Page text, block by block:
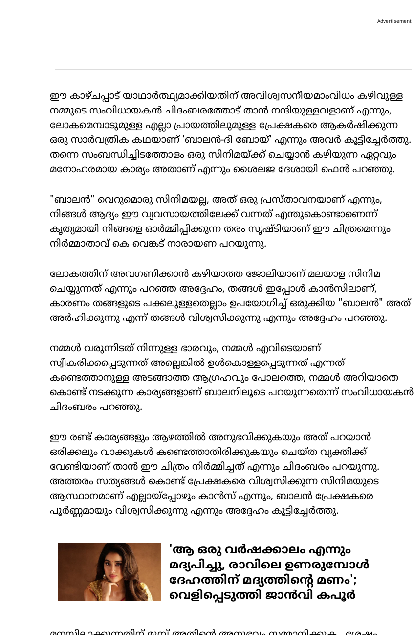
Advertisement
ഈ കാഴ്ചപ്പാട് യാഥാർത്ഥ്യമാക്കിയതിന് അവിശ്വസനീയമാംവിധം കഴിവുള്ള
നമ്മുടെ സംവിധായകൻ ചിദംബരത്തോട് താൻ നന്ദിയുള്ളവളാണ് എന്നും,
ലോകമെമ്പാടുമുള്ള എല്ലാ പ്രായത്തിലുമുള്ള പ്രേക്ഷകരെ ആകർഷിക്കുന്ന
ഒരു സാർവത്രിക കഥയാണ് 'ബാലൻ-ദി ബോയ്' എന്നും അവർ കൂട്ടിച്ചേർത്തു.
തന്നെ സംബന്ധിച്ചിടത്തോളം ഒരു സിനിമയ്ക്ക് ചെയ്യാൻ കഴിയുന്ന ഏറ്റവും
മനോഹരമായ കാര്യം അതാണ് എന്നും ശൈലജ ദേശായി ഫെൻ പറഞ്ഞു.
"ബാലൻ" വെറുമൊരു സിനിമയല്ല, അത് ഒരു പ്രസ്താവനയാണ് എന്നും,
നിങ്ങൾ ആദ്യം ഈ വ്യവസായത്തിലേക്ക് വന്നത് എന്തുകൊണ്ടാണെന്ന്
കൃത്യമായി നിങ്ങളെ ഓർമ്മിപ്പിക്കുന്ന തരം സൃഷ്ടിയാണ് ഈ ചിത്രമെന്നും
നിർമ്മാതാവ് കെ വെങ്കട് നാരായണ പറയുന്നു.
ലോകത്തിന് അവഗണിക്കാൻ കഴിയാത്ത ജോലിയാണ് മലയാള സിനിമ
ചെയ്യുന്നത് എന്നും പറഞ്ഞ അദ്ദേഹം, തങ്ങൾ ഇപ്പോൾ കാൻസിലാണ്,
കാരണം തങ്ങളുടെ പക്കലുള്ളതെല്ലാം ഉപയോഗിച്ച് ഒരുക്കിയ "ബാലൻ" അത്
അർഹിക്കുന്നു എന്ന് തങ്ങൾ വിശ്വസിക്കുന്നു എന്നും അദ്ദേഹം പറഞ്ഞു.
നമ്മൾ വരുന്നിടത് നിന്നുള്ള ഭാരവും, നമ്മൾ എവിടെയാണ്
സ്വീകരിക്കപ്പെടുന്നത് അല്ലെങ്കിൽ ഉൾകൊള്ളപ്പെടുന്നത് എന്നത്
കണ്ടെത്താനുള്ള അടങ്ങാത്ത ആഗ്രഹവും പോലത്തെ, നമ്മൾ അറിയാതെ
കൊണ്ട് നടക്കുന്ന കാര്യങ്ങളാണ് ബാലനിലൂടെ പറയുന്നതെന്ന് സംവിധായകൻ
ചിദംബരം പറഞ്ഞു.
ഈ രണ്ട് കാര്യങ്ങളും ആഴത്തിൽ അനുഭവിക്കുകയും അത് പറയാൻ
ഒരിക്കലും വാക്കുകൾ കണ്ടെത്താതിരിക്കുകയും ചെയ്ത വ്യക്തിക്ക്
വേണ്ടിയാണ് താൻ ഈ ചിത്രം നിർമ്മിച്ചത് എന്നും ചിദംബരം പറയുന്നു.
അത്തരം സത്യങ്ങൾ കൊണ്ട് പ്രേക്ഷകരെ വിശ്വസിക്കുന്ന സിനിമയുടെ
ആസ്ഥാനമാണ് എല്ലായ്പ്പോഴും കാൻസ് എന്നും, ബാലൻ പ്രേക്ഷകരെ
പൂർണ്ണമായും വിശ്വസിക്കുന്നു എന്നും അദ്ദേഹം കൂട്ടിച്ചേർത്തു.
'ആ ഒരു വര്‍ഷക്കാലം എന്നും
മദ്യപിച്ചു, രാവിലെ ഉണരുമ്പോള്‍
ദേഹത്തിന് മദ്യത്തിന്റെ മണം';
വെളിപ്പെടുത്തി ജാന്‍വി കപൂര്‍